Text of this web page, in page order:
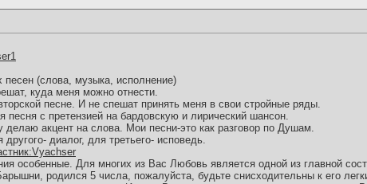
песен (слова, музыка, исполнение)
куда меня можно отнести.
песне. И не спешат принять меня в свои стройные ряды.
песня с претензией на бардовскую и лирический шансон.
делаю акцент на слова. Мои песни-это как разговор по Душам.
диалог, для третьего- исповедь.
особенные. Для многих из Вас Любовь является одной из главной
родился 5 числа, пожалуйста, будьте снисходительны к его